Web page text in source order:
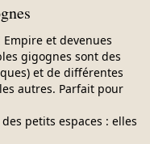
et devenues
gigognes sont des
et de différentes
autres. Parfait pour
petits espaces : elles